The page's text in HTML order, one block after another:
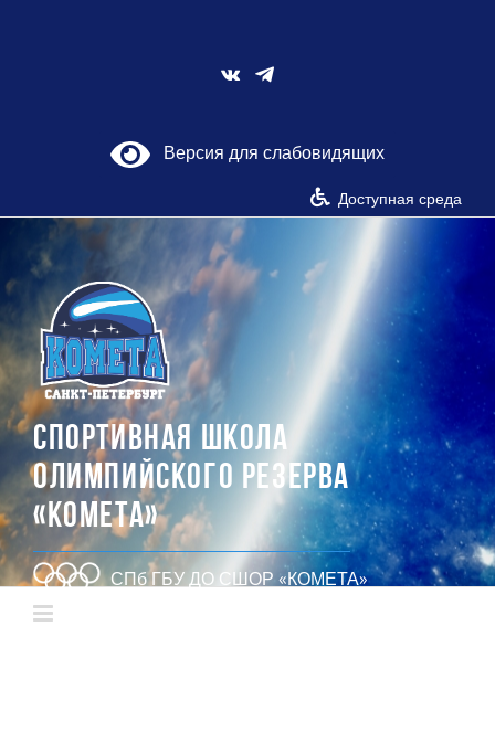
Vk
Версия для слабовидящих
Доступная среда
СПОРТИВНАЯ ШКОЛА
ОЛИМПИЙСКОГО РЕЗЕРВА
«КОМЕТА»
СПб ГБУ ДО СШОР «КОМЕТА»